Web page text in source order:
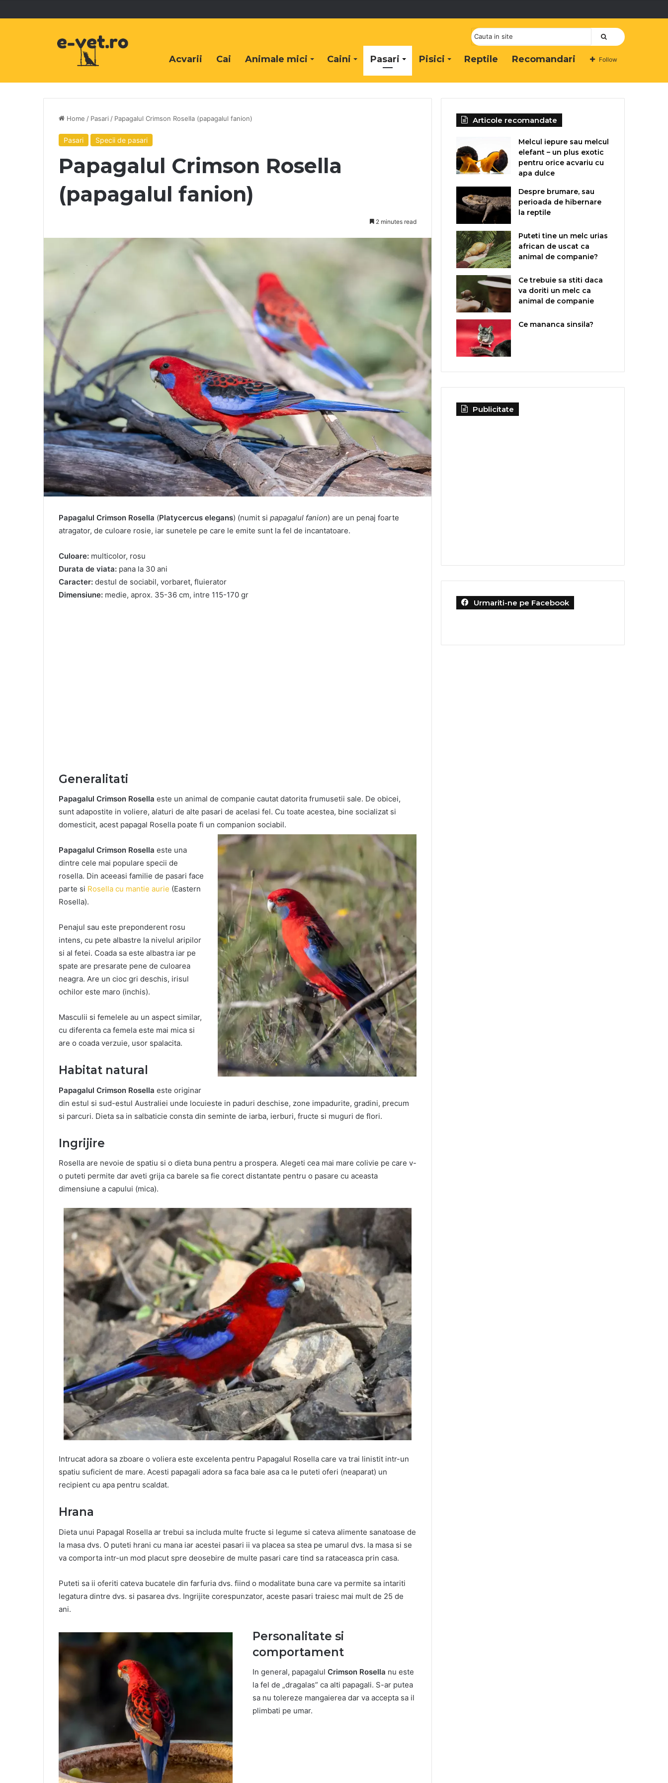
Cauta
Acvarii Cai Animale mici Caini Pasari Pisici Reptile Recomandari Follow
Home / Pasari / Papagalul Crimson Rosella (papagalul fanion)
Pasari Specii de pasari
Papagalul Crimson Rosella
(papagalul fanion)
2 minutes read
Papagalul Crimson Rosella (Platycercus elegans) (numit si papagalul fanion) are un penaj foarte
atragator, de culoare rosie, iar sunetele pe care le emite sunt la fel de incantatoare.
Culoare: multicolor, rosu
Durata de viata: pana la 30 ani
Caracter: destul de sociabil, vorbaret, fluierator
Dimensiune: medie, aprox. 35-36 cm, intre 115-170 gr
Generalitati
Papagalul Crimson Rosella este un animal de companie cautat datorita frumusetii sale. De obicei,
sunt adapostite in voliere, alaturi de alte pasari de acelasi fel. Cu toate acestea, bine socializat si
domesticit, acest papagal Rosella poate fi un companion sociabil.
Papagalul Crimson Rosella este una
dintre cele mai populare specii de
rosella. Din aceeasi familie de pasari face
parte si Rosella cu mantie aurie (Eastern
Rosella).
Penajul sau este preponderent rosu
intens, cu pete albastre la nivelul aripilor
si al fetei. Coada sa este albastra iar pe
spate are presarate pene de culoarea
neagra. Are un cioc gri deschis, irisul
ochilor este maro (inchis).
Masculii si femelele au un aspect similar,
cu diferenta ca femela este mai mica si
are o coada verzuie, usor spalacita.
Habitat natural
Papagalul Crimson Rosella este originar
din estul si sud-estul Australiei unde locuieste in paduri deschise, zone impadurite, gradini, precum
si parcuri. Dieta sa in salbaticie consta din seminte de iarba, ierburi, fructe si muguri de flori.
Ingrijire
Rosella are nevoie de spatiu si o dieta buna pentru a prospera. Alegeti cea mai mare colivie pe care v-
o puteti permite dar aveti grija ca barele sa fie corect distantate pentru o pasare cu aceasta
dimensiune a capului (mica).
Intrucat adora sa zboare o voliera este excelenta pentru Papagalul Rosella care va trai linistit intr-un
spatiu suficient de mare. Acesti papagali adora sa faca baie asa ca le puteti oferi (neaparat) un
recipient cu apa pentru scaldat.
Hrana
Dieta unui Papagal Rosella ar trebui sa includa multe fructe si legume si cateva alimente sanatoase de
la masa dvs. O puteti hrani cu mana iar acestei pasari ii va placea sa stea pe umarul dvs. la masa si se
va comporta intr-un mod placut spre deosebire de multe pasari care tind sa rataceasca prin casa.
Puteti sa ii oferiti cateva bucatele din farfuria dvs. fiind o modalitate buna care va permite sa intariti
legatura dintre dvs. si pasarea dvs. Ingrijite corespunzator, aceste pasari traiesc mai mult de 25 de
ani.
Personalitate si
comportament
In general, papagalulCrimson Rosella nu este
la fel de „dragalas” ca alti papagali. S-ar putea
sa nu tolereze mangaierea dar va accepta sa il
plimbati pe umar.
Articole recomandate
Melcul iepure sau melcul
elefant – un plus exotic
pentru orice acvariu cu
apa dulce
Despre brumare, sau
perioada de hibernare
la reptile
Puteti tine un melc urias
african de uscat ca
animal de companie?
Ce trebuie sa stiti daca
va doriti un melc ca
animal de companie
Ce mananca sinsila?
Publicitate
Urmariti-ne pe Facebook